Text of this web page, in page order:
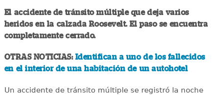
El accidente de tránsito múltiple que deja varios
heridos en la calzada Roosevelt. El paso se encuentra
completamente cerrado.
OTRAS NOTICIAS: Identifican a uno de los fallecidos
en el interior de una habitación de un autohotel
Un accidente de tránsito múltiple se registró la noche